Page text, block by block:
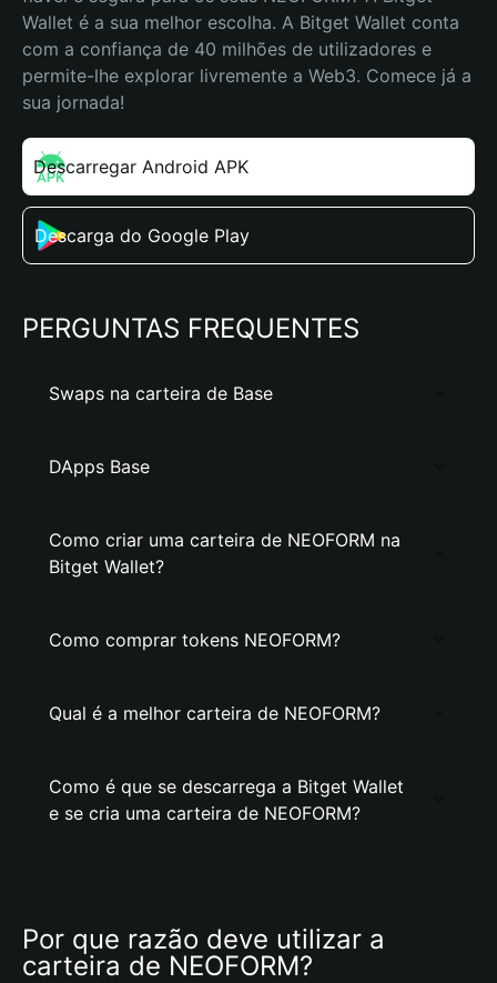
Wallet é a sua melhor escolha. A Bitget Wallet conta
com a confiança de 40 milhões de utilizadores e
permite-lhe explorar livremente a Web3. Comece já a
sua jornada!
Descarregar Android APK
Descarga do Google Play
PERGUNTAS FREQUENTES
Swaps na carteira de Base
DApps Base
Como criar uma carteira de NEOFORM na
Bitget Wallet?
Como comprar tokens NEOFORM?
Qual é a melhor carteira de NEOFORM?
Como é que se descarrega a Bitget Wallet
e se cria uma carteira de NEOFORM?
Por que razão deve utilizar a
carteira de NEOFORM?